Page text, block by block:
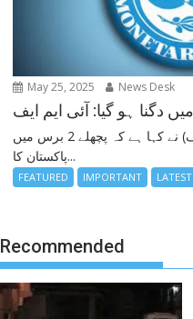
May 25, 2025 News Desk
عالمی مالیاتی ادارے (آئی ایم ایف) نے کہا ہے کہ پچھلے 2 برس میں
پاکستان کا...
FEATURED IMPORTANT LATEST
Recommended